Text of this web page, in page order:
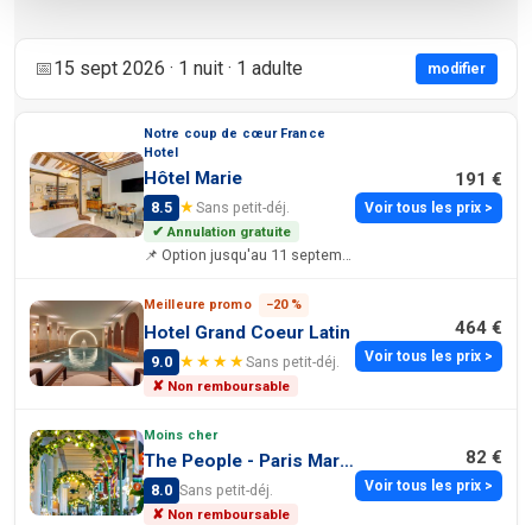
📅15 sept 2026 · 1 nuit · 1 adulte modifier
Notre coup de cœur France
Hotel
Hôtel Marie
8.5 ★Sans petit-déj.
✔ Annulation gratuite
191 €
Voir tous les prix >
Meilleure promo −20 %
Hotel Grand Coeur Latin
9.0 ★★★★Sans petit-déj.
✘ Non remboursable
464 €
Voir tous les prix >
Moins cher
The People - Paris Marais
8.0 Sans petit-déj.
✘ Non remboursable
82 €
Voir tous les prix >